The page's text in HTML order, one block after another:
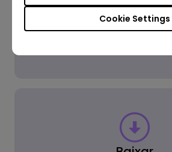
Cookie Settings
Saber mais